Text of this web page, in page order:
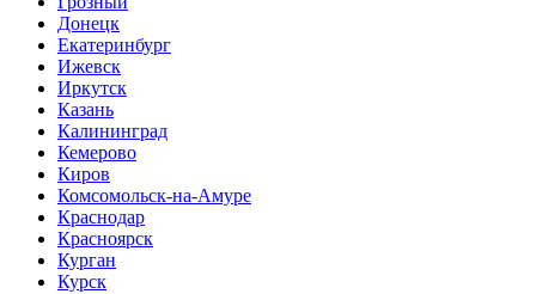
Донецк
Екатеринбург
Ижевск
Иркутск
Казань
Калининград
Кемерово
Киров
Комсомольск-на-Амуре
Краснодар
Красноярск
Курган
Курск